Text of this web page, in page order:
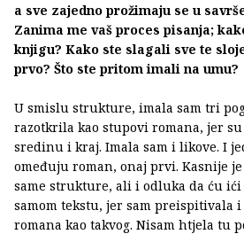
a sve zajedno prožimaju se u
Zanima me vaš proces pisanja;
knjigu? Kako ste slagali sve te
prvo? Što ste pritom imali na umu?
U smislu strukture, imala sam tri
razotkrila kao stupovi romana, jer
sredinu i kraj. Imala sam i likove. I
omeđuju roman, onaj prvi. Kasnije
same strukture, ali i odluka da ću
samom tekstu, jer sam preispitivala
romana kao takvog. Nisam htjela tu